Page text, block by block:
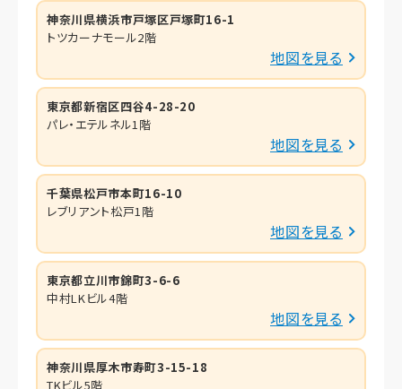
神奈川県横浜市戸塚区戸塚町16-1
トツカーナモール2階
地図を見る
東京都新宿区四谷4-28-20
パレ・エテルネル1階
地図を見る
千葉県松戸市本町16-10
レブリアント松戸1階
地図を見る
東京都立川市錦町3-6-6
中村LKビル4階
地図を見る
神奈川県厚木市寿町3-15-18
TKビル5階